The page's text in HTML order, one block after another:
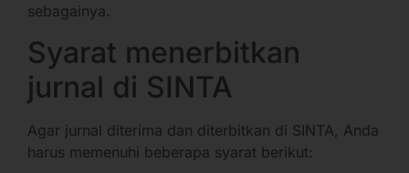
sebagainya.
Syarat menerbitkan
jurnal di SINTA
Agar jurnal diterima dan diterbitkan di SINTA, Anda
harus memenuhi beberapa syarat berikut: